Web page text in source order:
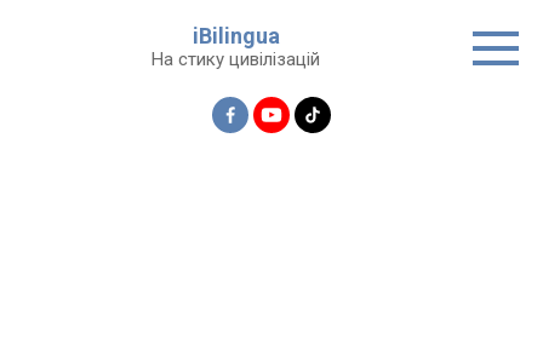
iBilingua
На стику цивілізацій